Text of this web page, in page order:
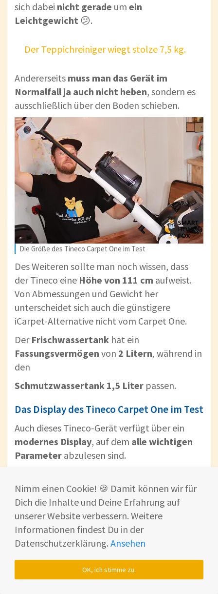
sich dabei nicht gerade um ein
Leichtgewicht 😕.
Der Teppichreiniger wiegt stolze 7,5 kg.
Andererseits muss man das Gerät im
Normalfall ja auch nicht heben, sondern es
ausschließlich über den Boden schieben.
Die Größe des Tineco Carpet One im Test
Des Weiteren sollte man noch wissen, dass
der Tineco eine Höhe von 111 cm aufweist.
Von Abmessungen und Gewicht her
unterscheidet sich auch die günstigere
iCarpet-Alternative nicht vom Carpet One.
Der Frischwassertank hat ein
Fassungsvermögen von 2 Litern, während in
den
Schmutzwassertank 1,5 Liter passen.
Das Display des Tineco Carpet One im Test
Auch dieses Tineco-Gerät verfügt über ein
modernes Display, auf dem alle wichtigen
Parameter abzulesen sind.
Nimm einen Cookie! 🍪 Damit können wir für
Dich die Inhalte und Deine Erfahrung auf
unserer Website verbessern. Weitere
Informationen findest Du in der
Datenschutzerklärung. Ansehen
OK, ich stimme zu.